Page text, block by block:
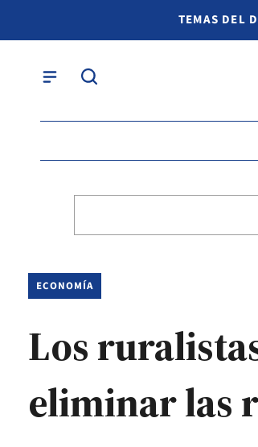
TEMAS DEL
ECONOMÍA
Los
eliminar las